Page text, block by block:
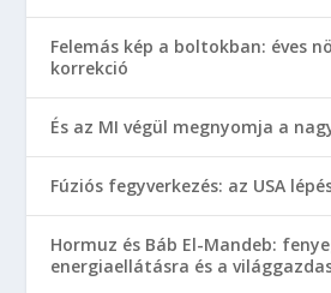
Felemás kép a boltokban: éves
korrekció
És az MI végül megnyomja a
Fúziós fegyverkezés: az USA
Hormuz és Báb El-Mandeb:
energiaellátásra és a